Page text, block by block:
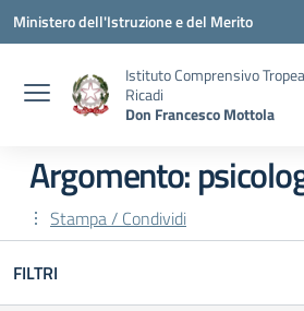
Vai ai contenuti
Vai al menu di navigazione
Vai al footer
Ministero dell'Istruzione e del Merito
Istituto Comprensivo
Ricadi
Don Francesco Mottola
Argomento:
Stampa / Condividi
FILTRI